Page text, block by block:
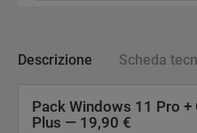
Descrizione Scheda
Pack Windows 11 Pro
Plus — 19,90 €